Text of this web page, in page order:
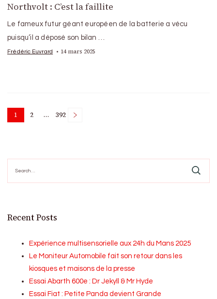
Northvolt : C’est la faillite
Le fameux futur géant européen de la batterie a vécu
puisqu’il a déposé son bilan …
Frédéric Euvrard 14 mars 2025
Posts
Page
1 Page
2 … Page
392
for:
Recent Posts
Expérience multisensorielle aux 24h du Mans 2025
Le Moniteur Automobile fait son retour dans les
kiosques et maisons de la presse
Essai Abarth 600e : Dr Jekyll & Mr Hyde
Essai Fiat : Petite Panda devient Grande